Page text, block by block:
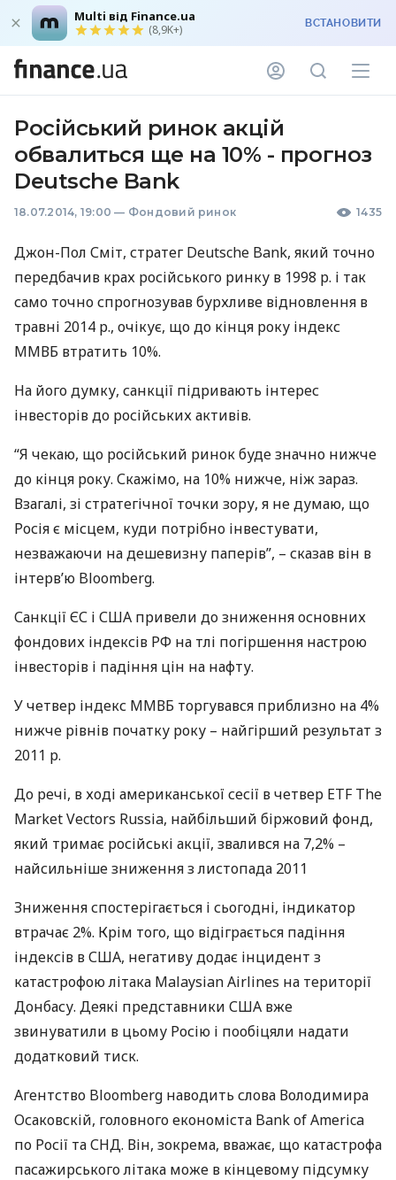
Multi від Finance.ua
(8,9K+) ВСТАНОВИТИ
Російський ринок акцій
обвалиться ще на 10% - прогноз
Deutsche Bank
18.07.2014, 19:00 — Фондовий ринок 1435
Джон-Пол Сміт, стратег Deutsche Bank, який точно
передбачив крах російського ринку в 1998 р. і так
само точно спрогнозував бурхливе відновлення в
травні 2014 р., очікує, що до кінця року індекс
ММВБ втратить 10%.
На його думку, санкції підривають інтерес
інвесторів до російських активів.
“Я чекаю, що російський ринок буде значно нижче
до кінця року. Скажімо, на 10% нижче, ніж зараз.
Взагалі, зі стратегічної точки зору, я не думаю, що
Росія є місцем, куди потрібно інвестувати,
незважаючи на дешевизну паперів”, – сказав він в
інтерв’ю Bloomberg.
Санкції ЄС і США привели до зниження основних
фондових індексів РФ на тлі погіршення настрою
інвесторів і падіння цін на нафту.
У четвер індекс ММВБ торгувався приблизно на 4%
нижче рівнів початку року – найгірший результат з
2011 р.
До речі, в ході американської сесії в четвер ETF The
Market Vectors Russia, найбільший біржовий фонд,
який тримає російські акції, звалився на 7,2% –
найсильніше зниження з листопада 2011
Зниження спостерігається і сьогодні, індикатор
втрачає 2%. Крім того, що відіграється падіння
індексів вСША, негативу додає інцидент з
катастрофою літака Malaysian Airlines на території
Донбасу. Деякі представники США вже
звинуватили в цьому Росію і пообіцяли надати
додатковий тиск.
Агентство Bloomberg наводить слова Володимира
Осаковскій, головного економіста Bank of America
по Росії таСНД. Він, зокрема, вважає, що катастрофа
пасажирського літака може в кінцевому підсумку